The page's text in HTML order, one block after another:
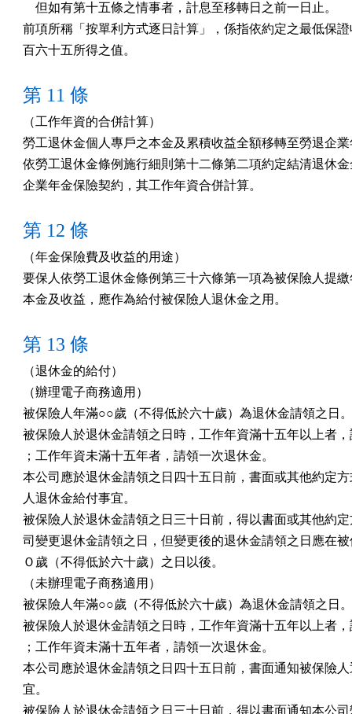
    但如有第十五條之情事者，計息至移轉日之前一日止。
前項所稱「按單利方式逐日計算」，係指依約定之最低保
百六十五所得之值。
第 11 條
（工作年資的合併計算）
勞工退休金個人專戶之本金及累積收益全額移轉至勞退企
依勞工退休金條例施行細則第十二條第二項約定結清退休
企業年金保險契約，其工作年資合併計算。
第 12 條
（年金保險費及收益的用途）
要保人依勞工退休金條例第三十六條第一項為被保險人提
本金及收益，應作為給付被保險人退休金之用。
第 13 條
（退休金的給付）
（辦理電子商務適用）
被保險人年滿○○歲（不得低於六十歲）為退休金請領之日。
被保險人於退休金請領之日時，工作年資滿十五年以上者
；工作年資未滿十五年者，請領一次退休金。
本公司應於退休金請領之日四十五日前，書面或其他約定
人退休金給付事宜。
被保險人於退休金請領之日三十日前，得以書面或其他約
司變更退休金請領之日，但變更後的退休金請領之日應在
Ｏ歲（不得低於六十歲）之日以後。
（未辦理電子商務適用）
被保險人年滿○○歲（不得低於六十歲）為退休金請領之日。
被保險人於退休金請領之日時，工作年資滿十五年以上者
；工作年資未滿十五年者，請領一次退休金。
本公司應於退休金請領之日四十五日前，書面通知被保險
宜。
被保險人於退休金請領之日三十日前，得以書面通知本公